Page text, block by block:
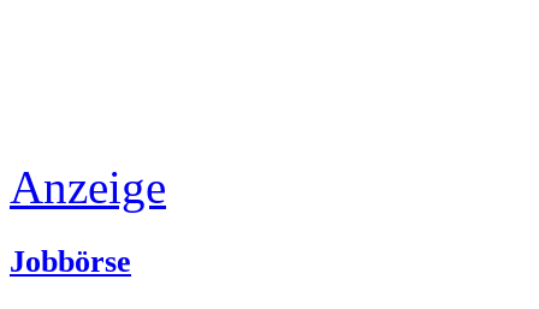
Anzeige
Jobbörse